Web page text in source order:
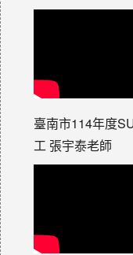
臺南市114年度
工 張宇泰老師